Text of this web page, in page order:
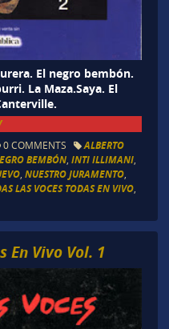
El negro bembón.
La Maza.Saya. El
0 COMMENTS
ALBERTO
BEMBÓN, INTI ILLIMANI,
, NUESTRO JURAMENTO,
LAS VOCES TODAS EN VIVO,
En Vivo Vol. 1